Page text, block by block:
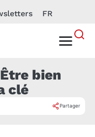
FR
bien
clé
Partager